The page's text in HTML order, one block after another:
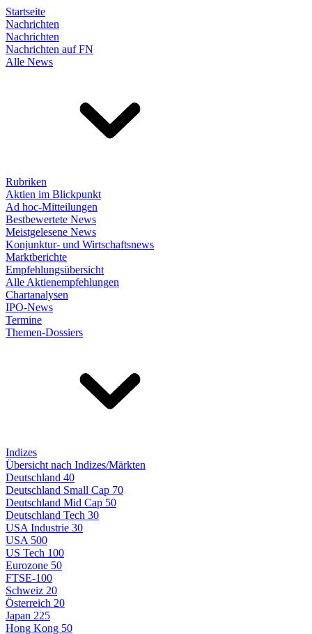
Startseite
Nachrichten
Nachrichten
Nachrichten auf FN
Alle News
Rubriken
Aktien im Blickpunkt
Ad hoc-Mitteilungen
Bestbewertete News
Meistgelesene News
Konjunktur- und Wirtschaftsnews
Marktberichte
Empfehlungsübersicht
Alle Aktienempfehlungen
Chartanalysen
IPO-News
Termine
Themen-Dossiers
Indizes
Übersicht nach Indizes/Märkten
Deutschland 40
Deutschland Small Cap 70
Deutschland Mid Cap 50
Deutschland Tech 30
USA Industrie 30
USA 500
US Tech 100
Eurozone 50
FTSE-100
Schweiz 20
Österreich 20
Japan 225
Hong Kong 50